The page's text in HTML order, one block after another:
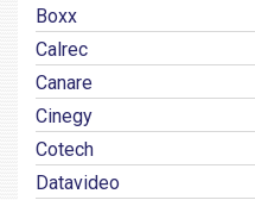
Boxx
Calrec
Canare
Cinegy
Cotech
Datavideo